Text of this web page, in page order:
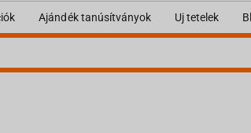
Ajándék tanúsítványok Uj tetelek